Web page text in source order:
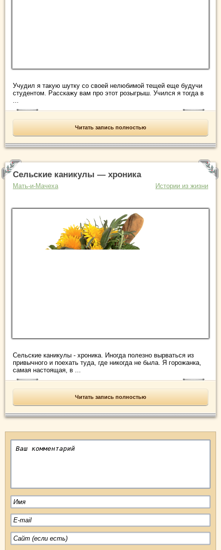
Учудил я такую шутку со своей нелюбимой тещей еще будучи
студентом. Расскажу вам про этот розыгрыш. Учился я тогда в
...
Читать запись полностью
Сельские каникулы — хроника
Мать-и-Мачеха Истории из жизни
Сельские каникулы - хроника. Иногда полезно вырваться из
привычного и поехать туда, где никогда не была. Я горожанка,
самая настоящая, в ...
Читать запись полностью